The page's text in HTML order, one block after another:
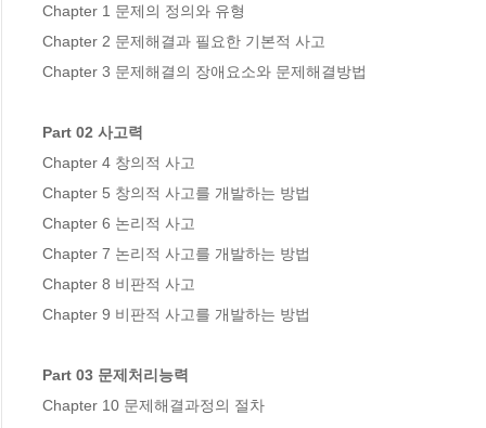
Chapter 1 문제의 정의와 유형
Chapter 2 문제해결과 필요한 기본적 사고
Chapter 3 문제해결의 장애요소와 문제해결방법
Part 02 사고력
Chapter 4 창의적 사고
Chapter 5 창의적 사고를 개발하는 방법
Chapter 6 논리적 사고
Chapter 7 논리적 사고를 개발하는 방법
Chapter 8 비판적 사고
Chapter 9 비판적 사고를 개발하는 방법
Part 03 문제처리능력
Chapter 10 문제해결과정의 절차